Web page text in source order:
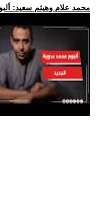
.. محمد علام وهيثم سعيد: